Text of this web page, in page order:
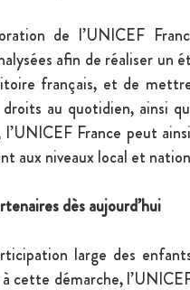
de l’UNICEF
afin de réaliser un
français, et de
droits au quotidien, ainsi
l’UNICEF France peut
aux niveaux local et
dès aujourd’hui
large des
cette démarche,